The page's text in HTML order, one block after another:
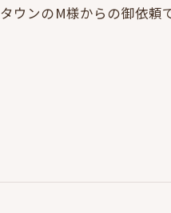
ウンのM様からの御依頼